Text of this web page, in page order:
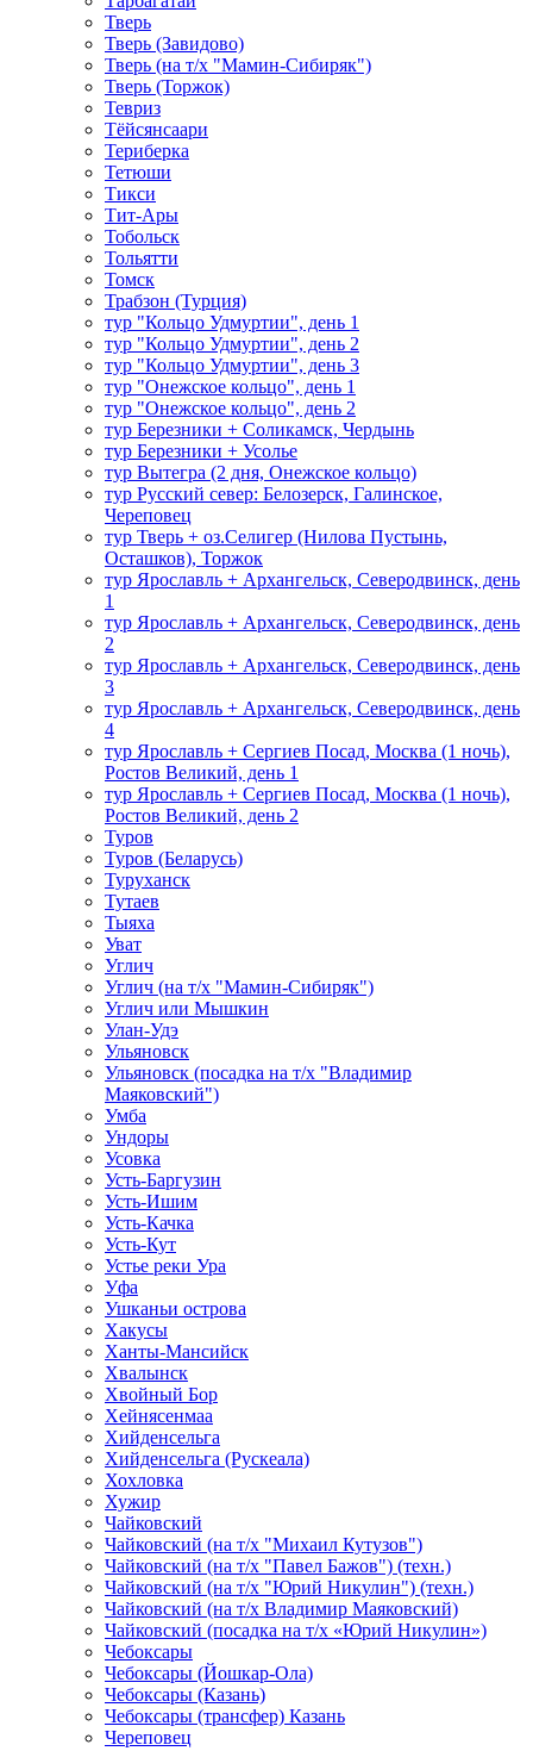
Тверь
Тверь (Завидово)
Тверь (на т/х "Мамин-Сибиряк")
Тверь (Торжок)
Тевриз
Тёйсянсаари
Териберка
Тетюши
Тикси
Тит-Ары
Тобольск
Тольятти
Томск
Трабзон (Турция)
тур "Кольцо Удмуртии", день 1
тур "Кольцо Удмуртии", день 2
тур "Кольцо Удмуртии", день 3
тур "Онежское кольцо", день 1
тур "Онежское кольцо", день 2
тур Березники + Соликамск, Чердынь
тур Березники + Усолье
тур Вытегра (2 дня, Онежское кольцо)
тур Русский север: Белозерск, Галинское,
Череповец
тур Тверь + оз.Селигер (Нилова Пустынь,
Осташков), Торжок
тур Ярославль + Архангельск, Северодвинск, день
1
тур Ярославль + Архангельск, Северодвинск, день
2
тур Ярославль + Архангельск, Северодвинск, день
3
тур Ярославль + Архангельск, Северодвинск, день
4
тур Ярославль + Сергиев Посад, Москва (1 ночь),
Ростов Великий, день 1
тур Ярославль + Сергиев Посад, Москва (1 ночь),
Ростов Великий, день 2
Туров
Туров (Беларусь)
Туруханск
Тутаев
Тыяха
Уват
Углич
Углич (на т/х "Мамин-Сибиряк")
Углич или Мышкин
Улан-Удэ
Ульяновск
Ульяновск (посадка на т/х "Владимир
Маяковский")
Умба
Ундоры
Усовка
Усть-Баргузин
Усть-Ишим
Усть-Качка
Усть-Кут
Устье реки Ура
Уфа
Ушканьи острова
Хакусы
Ханты-Мансийск
Хвалынск
Хвойный Бор
Хейнясенмаа
Хийденсельга
Хийденсельга (Рускеала)
Хохловка
Хужир
Чайковский
Чайковский (на т/х "Михаил Кутузов")
Чайковский (на т/х "Павел Бажов") (техн.)
Чайковский (на т/х "Юрий Никулин") (техн.)
Чайковский (на т/х Владимир Маяковский)
Чайковский (посадка на т/х «Юрий Никулин»)
Чебоксары
Чебоксары (Йошкар-Ола)
Чебоксары (Казань)
Чебоксары (трансфер) Казань
Череповец